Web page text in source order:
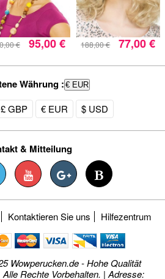
€ 95,00 € 188,00 € 77,00 €
Währung :€ EUR
£ GBP € EUR $ USD
& Mitteilung
Kontaktieren Sie uns Hilfezentrum
Wowperucken.de - Hohe Qualität
Rechte Vorbehalten. | Adresse: